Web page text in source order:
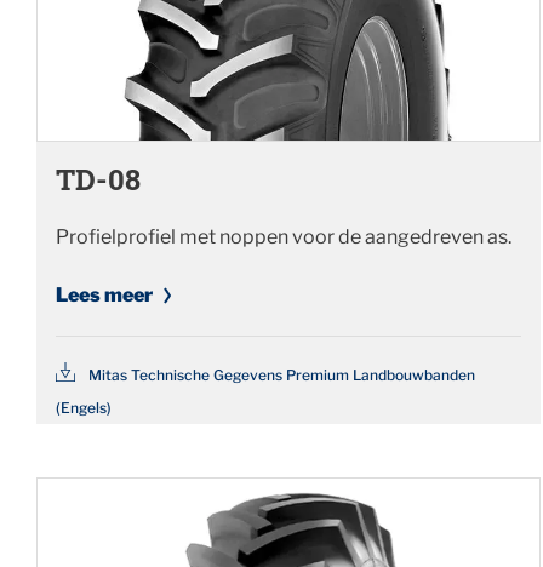
TD-08
Profielprofiel met noppen voor de aangedreven as.
Lees meer
Mitas Technische Gegevens Premium Landbouwbanden
(Engels)